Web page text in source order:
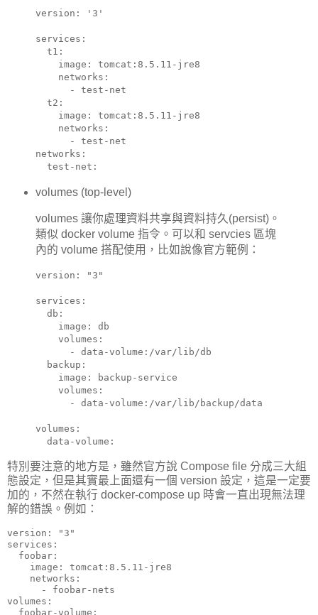
version: '3'
services:
  t1:
    image: tomcat:8.5.11-jre8
    networks:
      - test-net
  t2:
    image: tomcat:8.5.11-jre8
    networks:
      - test-net
networks:
  test-net:
volumes (top-level)
volumes 讓你處理資料共享與資料持久(persist)。
類似 docker volume 指令。可以和 servcies 區塊
內的 volume 搭配使用，比如說像官方範例：
version: "3"
services:
  db:
    image: db
    volumes:
      - data-volume:/var/lib/db
  backup:
    image: backup-service
    volumes:
      - data-volume:/var/lib/backup/data
volumes:
  data-volume:
特別要注意的地方是，雖然官方說 Compose file 分成三大組
態設定，但是其實最上面還有一個 version 設定，這是一定要
加的，不然在執行 docker-compose up 時會一直出現無法理
解的錯誤。例如：
version: "3"
services:
  foobar:
    image: tomcat:8.5.11-jre8
    networks:
      - foobar-nets
volumes:
  foobar-volume: